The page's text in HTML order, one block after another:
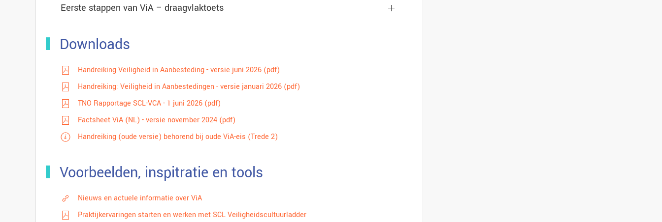
Eerste stappen van ViA – draagvlaktoets
Downloads
Handreiking Veiligheid in Aanbesteding - versie juni 2026 (pdf)
Handreiking: Veiligheid in Aanbestedingen - versie januari 2026 (pdf)
TNO Rapportage SCL-VCA - 1 juni 2026 (pdf)
Factsheet ViA (NL) - versie november 2024 (pdf)
Handreiking (oude versie) behorend bij oude ViA-eis (Trede 2)
Voorbeelden, inspitratie en tools
Nieuws en actuele informatie over ViA
Praktijkervaringen starten en werken met SCL Veiligheidscultuurladder